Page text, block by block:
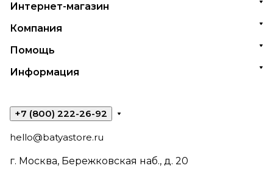
Интернет-магазин
Компания
Помощь
Информация
+7 (800) 222-26-92
hello@batyastore.ru
г. Москва, Бережковская наб., д. 20